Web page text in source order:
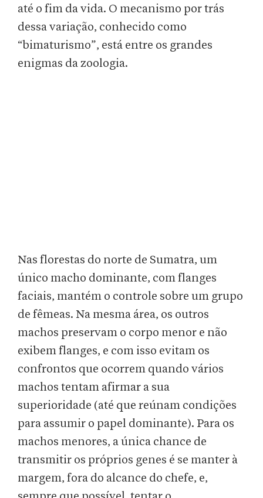
até o fim da vida. O mecanismo por trás
dessa variação, conhecido como
“bimaturismo”, está entre os grandes
enigmas da zoologia.
Nas florestas do norte de Sumatra, um
único macho dominante, com flanges
faciais, mantém o controle sobre um grupo
de fêmeas. Na mesma área, os outros
machos preservam o corpo menor e não
exibem flanges, e com isso evitam os
confrontos que ocorrem quando vários
machos tentam afirmar a sua
superioridade (até que reúnam condições
para assumir o papel dominante). Para os
machos menores, a única chance de
transmitir os próprios genes é se manter à
margem, fora do alcance do chefe, e,